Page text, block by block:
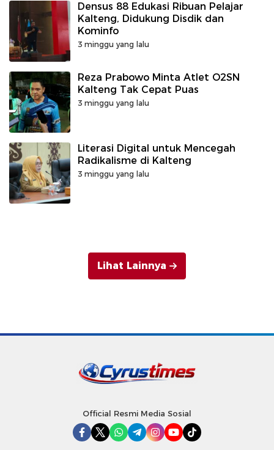
Densus 88 Edukasi Ribuan Pelajar
Kalteng, Didukung Disdik dan
Kominfo
3 minggu yang lalu
Reza Prabowo Minta Atlet O2SN
Kalteng Tak Cepat Puas
3 minggu yang lalu
Literasi Digital untuk Mencegah
Radikalisme di Kalteng
3 minggu yang lalu
Lihat Lainnya
Official Resmi Media Sosial